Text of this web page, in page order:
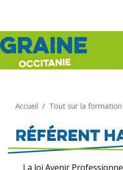
Accueil Tout sur la formation
Référent
La loi Avenir